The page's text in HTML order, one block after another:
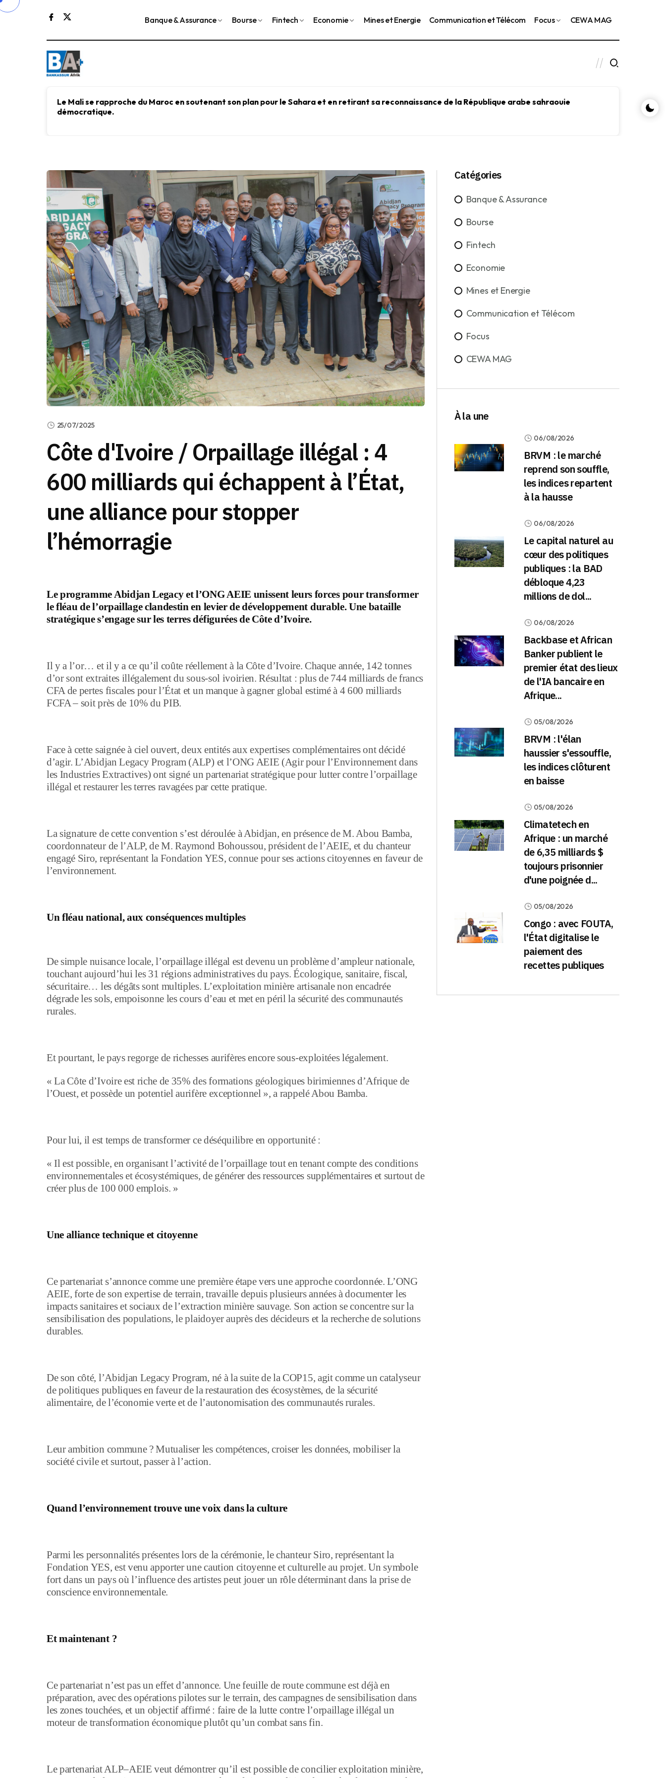
Banque & Assurance Bourse Fintech Economie Mines et Energie Communication et Télécom Focus CEWA MAG
Le Mali se rapproche du Maroc en soutenant son plan pour le Sahara et en retirant sa reconnaissance de la République arabe sahraouie
démocratique.
Le
le
25/07/2025
Côte d'Ivoire / Orpaillage illégal : 4
600 milliards qui échappent à l’État,
une alliance pour stopper
l’hémorragie
Le programme Abidjan Legacy et l’ONG AEIE unissent leurs forces pour transformer
le fléau de l’orpaillage clandestin en levier de développement durable. Une bataille
stratégique s’engage sur les terres défigurées de Côte d’Ivoire.
Il y a l’or… et il y a ce qu’il coûte réellement à la Côte d’Ivoire. Chaque année, 142 tonnes
d’or sont extraites illégalement du sous-sol ivoirien. Résultat : plus de 744 milliards de francs
CFA de pertes fiscales pour l’État et un manque à gagner global estimé à 4 600 milliards
FCFA – soit près de 10% du PIB.
Face à cette saignée à ciel ouvert, deux entités aux expertises complémentaires ont décidé
d’agir. L’Abidjan Legacy Program (ALP) et l’ONG AEIE (Agir pour l’Environnement dans
les Industries Extractives) ont signé un partenariat stratégique pour lutter contre l’orpaillage
illégal et restaurer les terres ravagées par cette pratique.
La signature de cette convention s’est déroulée à Abidjan, en présence de M. Abou Bamba,
coordonnateur de l’ALP, de M. Raymond Bohoussou, président de l’AEIE, et du chanteur
engagé Siro, représentant la Fondation YES, connue pour ses actions citoyennes en faveur de
l’environnement.
Un fléau national, aux conséquences multiples
De simple nuisance locale, l’orpaillage illégal est devenu un problème d’ampleur nationale,
touchant aujourd’hui les 31 régions administratives du pays. Écologique, sanitaire, fiscal,
sécuritaire… les dégâts sont multiples. L’exploitation minière artisanale non encadrée
dégrade les sols, empoisonne les cours d’eau et met en péril la sécurité des communautés
rurales.
Et pourtant, le pays regorge de richesses aurifères encore sous-exploitées légalement.
« La Côte d’Ivoire est riche de 35% des formations géologiques birimiennes d’Afrique de
l’Ouest, et possède un potentiel aurifère exceptionnel », a rappelé Abou Bamba.
Pour lui, il est temps de transformer ce déséquilibre en opportunité :
« Il est possible, en organisant l’activité de l’orpaillage tout en tenant compte des conditions
environnementales et écosystémiques, de générer des ressources supplémentaires et surtout de
créer plus de 100 000 emplois. »
Une alliance technique et citoyenne
Ce partenariat s’annonce comme une première étape vers une approche coordonnée. L’ONG
AEIE, forte de son expertise de terrain, travaille depuis plusieurs années à documenter les
impacts sanitaires et sociaux de l’extraction minière sauvage. Son action se concentre sur la
sensibilisation des populations, le plaidoyer auprès des décideurs et la recherche de solutions
durables.
De son côté, l’Abidjan Legacy Program, né à la suite de la COP15, agit comme un catalyseur
de politiques publiques en faveur de la restauration des écosystèmes, de la sécurité
alimentaire, de l’économie verte et de l’autonomisation des communautés rurales.
Leur ambition commune ? Mutualiser les compétences, croiser les données, mobiliser la
société civile et surtout, passer à l’action.
Quand l’environnement trouve une voix dans la culture
Parmi les personnalités présentes lors de la cérémonie, le chanteur Siro, représentant la
Fondation YES, est venu apporter une caution citoyenne et culturelle au projet. Un symbole
fort dans un pays où l’influence des artistes peut jouer un rôle déterminant dans la prise de
conscience environnementale.
Et maintenant ?
Ce partenariat n’est pas un effet d’annonce. Une feuille de route commune est déjà en
préparation, avec des opérations pilotes sur le terrain, des campagnes de sensibilisation dans
les zones touchées, et un objectif affirmé : faire de la lutte contre l’orpaillage illégal un
moteur de transformation économique plutôt qu’un combat sans fin.
Le partenariat ALP–AEIE veut démontrer qu’il est possible de concilier exploitation minière,
Catégories
Banque & Assurance
Bourse
Fintech
Economie
Mines et Energie
Communication et Télécom
Focus
CEWA MAG
À la une
06/08/2026
BRVM : le marché
reprend son souffle,
les indices repartent
à la hausse
06/08/2026
Le capital naturel au
cœur des politiques
publiques : la BAD
débloque 4,23
millions de dol...
06/08/2026
Backbase et African
Banker publient le
premier état des lieux
de l'IA bancaire en
Afrique...
05/08/2026
BRVM : l'élan
haussier s'essouffle,
les indices clôturent
en baisse
05/08/2026
Climatetech en
Afrique : un marché
de 6,35 milliards $
toujours prisonnier
d'une poignée d...
05/08/2026
Congo : avec FOUTA,
l'État digitalise le
paiement des
recettes publiques